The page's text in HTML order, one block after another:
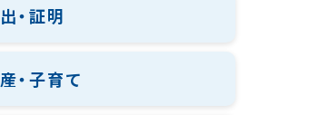
・証明
・子育て